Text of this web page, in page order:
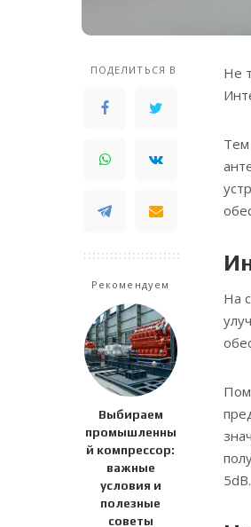
ПОДЕЛИТЬСЯ В
Рекомендуем
Выбираем
промышленны
й компрессор:
важные
условия и
полезные
советы
Не
Тем
На
5dB.